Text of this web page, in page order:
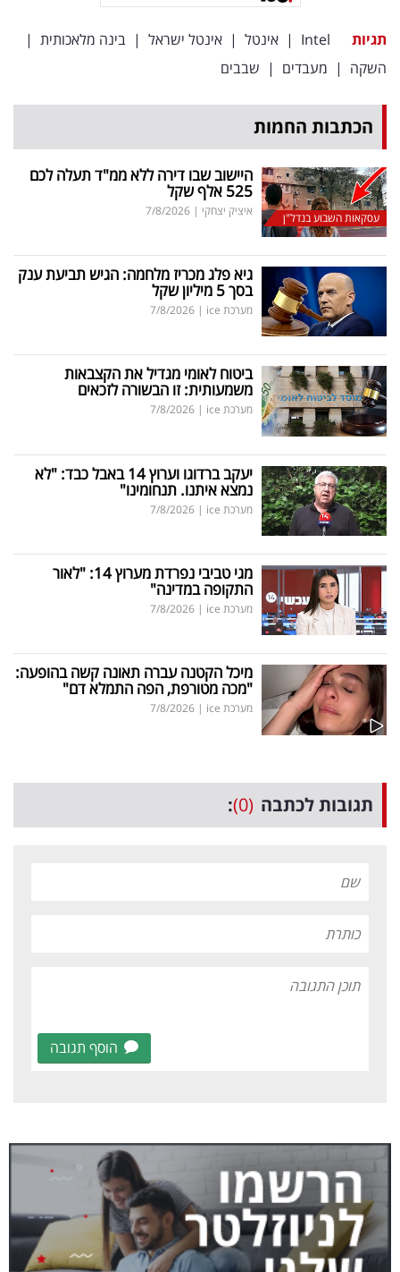
תגיות Intel
| אינטל | אינטל ישראל | בינה מלאכותית |
השקה | מעבדים | שבבים
הכתבות החמות
עסקאות השבוע בנדל"ן
היישוב שבו דירה ללא ממ"ד תעלה לכם
525 אלף שקל
איציק יצחקי |
7/8/2026
גיא פלג מכריז מלחמה: הגיש תביעת ענק
בסך 5 מיליון שקל
מערכת ice |
7/8/2026
ביטוח לאומי מגדיל את הקצבאות
משמעותית: זו הבשורה לזכאים
מערכת ice |
7/8/2026
יעקב ברדוגו וערוץ 14 באבל כבד: "לא
נמצא איתנו. תנחומינו"
מערכת ice |
7/8/2026
מגי טביבי נפרדת מערוץ 14: "לאור
התקופה במדינה"
מערכת ice |
7/8/2026
מיכל הקטנה עברה תאונה קשה בהופעה:
"מכה מטורפת, הפה התמלא דם"
מערכת ice |
7/8/2026
תגובות לכתבה (0)
:
הוסף תגובה